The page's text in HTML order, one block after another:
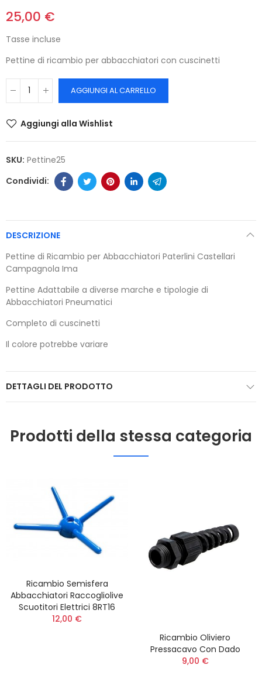
25,00 €
Tasse incluse
Pettine di ricambio per abbacchiatori con cuscinetti
AGGIUNGI AL CARRELLO
Aggiungi alla Wishlist
SKU: Pettine25
DESCRIZIONE
Pettine di Ricambio per Abbacchiatori Paterlini Castellari
Campagnola Ima
Pettine Adattabile a diverse marche e tipologie di
Abbacchiatori Pneumatici
Completo di cuscinetti
Il colore potrebbe variare
DETTAGLI DEL PRODOTTO
Prodotti della stessa categoria
Ricambio Semisfera
Abbacchiatori Raccogliolive
Scuotitori Elettrici 8RT16
12,00 €
Ricambio Oliviero
Pressacavo Con Dado
9,00 €